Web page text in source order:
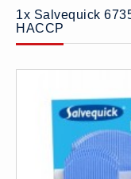
Home
Webshop
Diensten
RI&E
1x Salvequick
HACCP